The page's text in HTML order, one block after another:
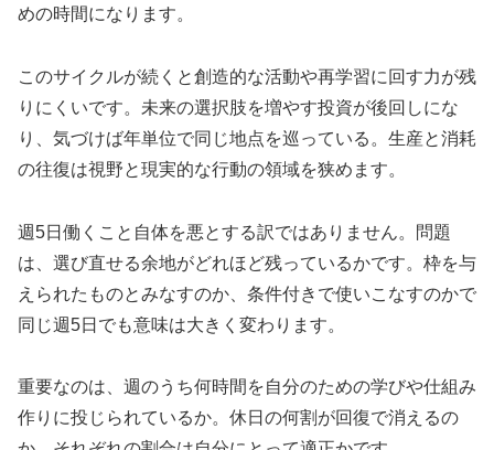
めの時間になります。
このサイクルが続くと創造的な活動や再学習に回す力が残
りにくいです。未来の選択肢を増やす投資が後回しにな
り、気づけば年単位で同じ地点を巡っている。生産と消耗
の往復は視野と現実的な行動の領域を狭めます。
週5日働くこと自体を悪とする訳ではありません。問題
は、選び直せる余地がどれほど残っているかです。枠を与
えられたものとみなすのか、条件付きで使いこなすのかで
同じ週5日でも意味は大きく変わります。
重要なのは、週のうち何時間を自分のための学びや仕組み
作りに投じられているか。休日の何割が回復で消えるの